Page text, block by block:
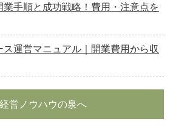
業手順と成功戦略！費用・注意点を
ス運営マニュアル｜開業費用から収
経営ノウハウの泉へ